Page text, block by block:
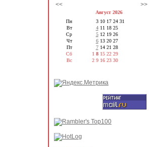
<< >>
Август 2026
Пн
Вт
Ср
Чт
Пт
Сб
Вс
3 10 17 24 31
4 11 18 25
5 12 19 26
6 13 20 27
7 14 21 28
1 8 15 22 29
2 9 16 23 30